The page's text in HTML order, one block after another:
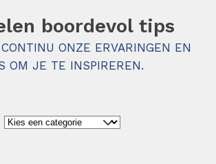
boordevol tips
ONZE ERVARINGEN EN
OM JE TE INSPIREREN.